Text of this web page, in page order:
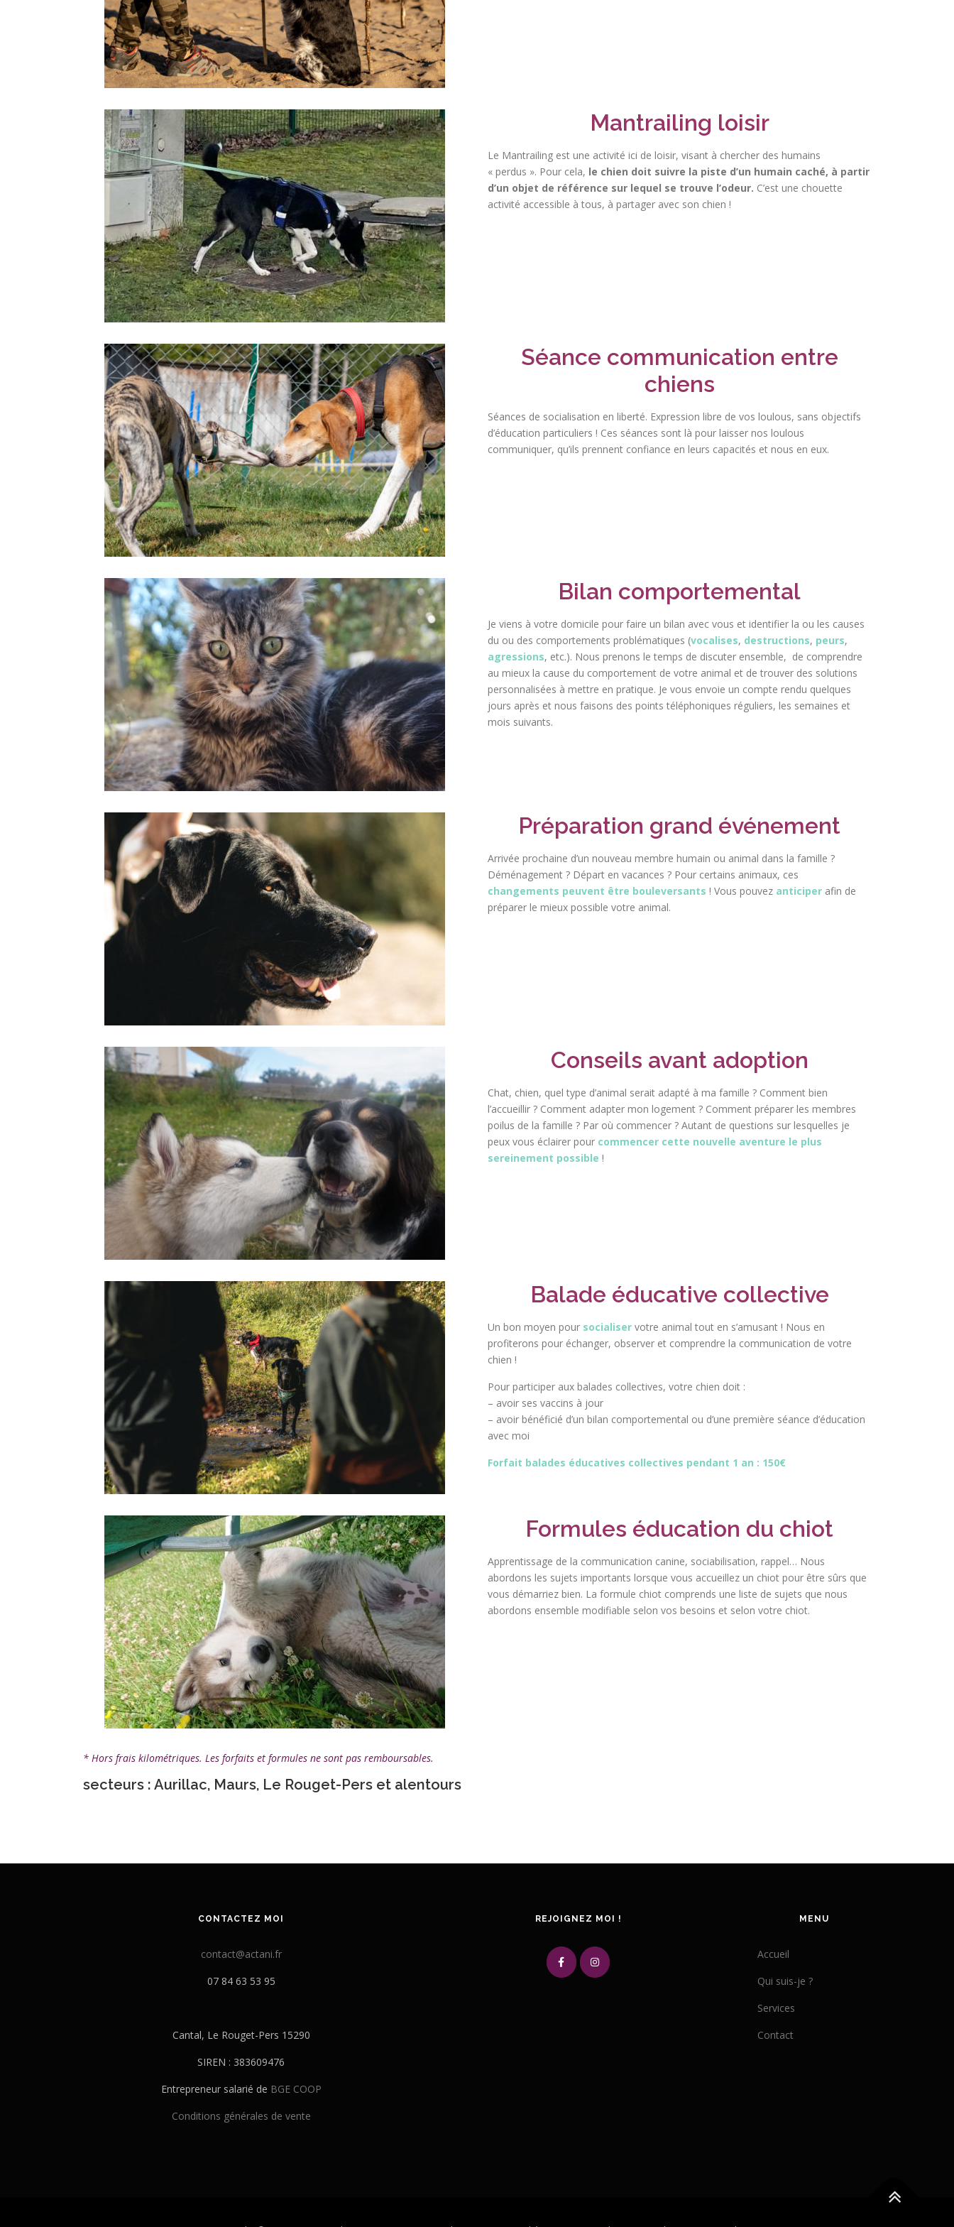
Mantrailing loisir
Le Mantrailing est une activité ici de loisir, visant à chercher des humains
« perdus ». Pour cela, le chien doit suivre la piste d’un humain caché, à partir
d’un objet de référence sur lequel se trouve l’odeur. C’est une chouette
activité accessible à tous, à partager avec son chien !
Séance communication entre
chiens
Séances de socialisation en liberté. Expression libre de vos loulous, sans objectifs
d’éducation particuliers ! Ces séances sont là pour laisser nos loulous
communiquer, qu’ils prennent confiance en leurs capacités et nous en eux.
Bilan comportemental
Je viens à votre domicile pour faire un bilan avec vous et identifier la ou les causes
du ou des comportements problématiques (vocalises, destructions, peurs,
agressions, etc.). Nous prenons le temps de discuter ensemble, de comprendre
au mieux la cause du comportement de votre animal et de trouver des solutions
personnalisées à mettre en pratique. Je vous envoie un compte rendu quelques
jours après et nous faisons des points téléphoniques réguliers, les semaines et
mois suivants.
Préparation grand événement
Arrivée prochaine d’un nouveau membre humain ou animal dans la famille ?
Déménagement ? Départ en vacances ? Pour certains animaux, ces
changements peuvent être bouleversants ! Vous pouvez anticiper afin de
préparer le mieux possible votre animal.
Conseils avant adoption
Chat, chien, quel type d’animal serait adapté à ma famille ? Comment bien
l’accueillir ? Comment adapter mon logement ? Comment préparer les membres
poilus de la famille ? Par où commencer ? Autant de questions sur lesquelles je
peux vous éclairer pour commencer cette nouvelle aventure le plus
sereinement possible !
Balade éducative collective
Un bon moyen pour socialiser votre animal tout en s’amusant ! Nous en
profiterons pour échanger, observer et comprendre la communication de votre
chien !
Pour participer aux balades collectives, votre chien doit :
– avoir ses vaccins à jour
– avoir bénéficié d’un bilan comportemental ou d’une première séance d’éducation
avec moi
Forfait balades éducatives collectives pendant 1 an : 150€
Formules éducation du chiot
Apprentissage de la communication canine, sociabilisation, rappel… Nous
abordons les sujets importants lorsque vous accueillez un chiot pour être sûrs que
vous démarriez bien. La formule chiot comprends une liste de sujets que nous
abordons ensemble modifiable selon vos besoins et selon votre chiot.
* Hors frais kilométriques. Les forfaits et formules ne sont pas remboursables.
secteurs : Aurillac, Maurs, Le Rouget-Pers et alentours
CONTACTEZ MOI
contact@actani.fr
07 84 63 53 95
Cantal, Le Rouget-Pers 15290
SIREN : 383609476
Entrepreneur salarié de BGE COOP
Conditions générales de vente
REJOIGNEZ MOI ! MENU
Accueil
Qui suis-je ?
Services
Contact